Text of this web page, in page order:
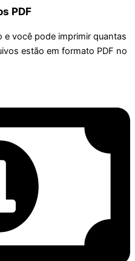
PDF
e você pode imprimir quantas
estão em formato PDF no